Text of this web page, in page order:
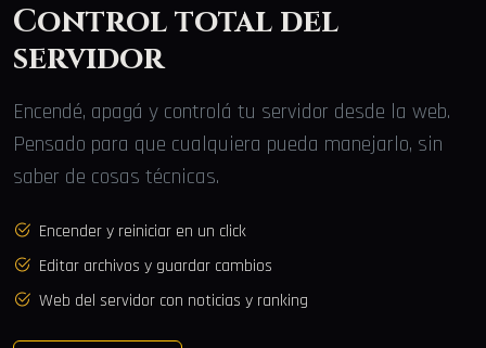
Control total del
servidor
Encendé, apagá y controlá tu servidor desde la web.
Pensado para que cualquiera pueda manejarlo, sin
saber de cosas técnicas.
Encender y reiniciar en un click
Editar archivos y guardar cambios
Web del servidor con noticias y ranking